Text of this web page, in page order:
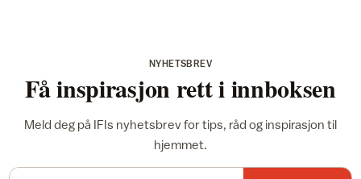
NYHETSBREV
Få inspirasjon rett i innboksen
Meld deg på IFIs nyhetsbrev for tips, råd og inspirasjon til
hjemmet.